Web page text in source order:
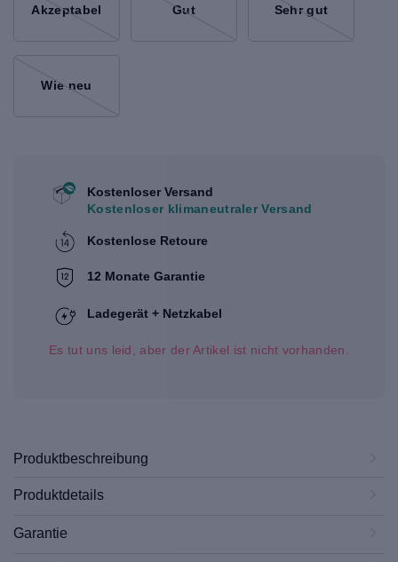
Akzeptabel Gut Sehr gut
Wie neu
Kostenloser Versand
Kostenloser klimaneutraler Versand
Kostenlose Retoure
12 Monate Garantie
Ladegerät + Netzkabel
Es tut uns leid, aber der Artikel ist nicht vorhanden.
Produktbeschreibung
Produktdetails
Garantie